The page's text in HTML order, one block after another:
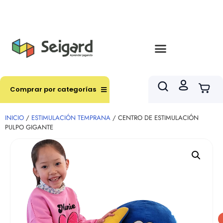
Comprar por categorías
INICIO / ESTIMULACIÓN TEMPRANA / CENTRO DE ESTIMULACIÓN
PULPO GIGANTE